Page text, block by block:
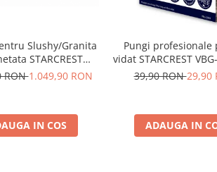
Slushy/Granita
STARCREST
2518PRO, 2.5L,
Gri/Negru
RON1.049,90 RON
IN COS
Pungi profesionale
vidat STARCREST
bucati, 20x30 cm,
fara BPA,
39,90 RON29,90
ADAUGA IN